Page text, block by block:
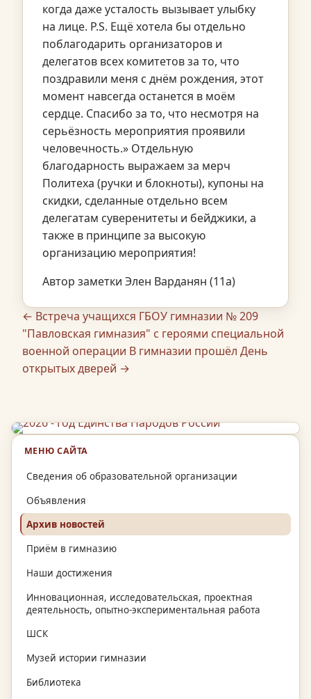
когда даже усталость вызывает улыбку
на лице. P.S. Ещё хотела бы отдельно
поблагодарить организаторов и
делегатов всех комитетов за то, что
поздравили меня с днём рождения, этот
момент навсегда останется в моём
сердце. Спасибо за то, что несмотря на
серьёзность мероприятия проявили
человечность.» Отдельную
благодарность выражаем за мерч
Политеха (ручки и блокноты), купоны на
скидки, сделанные отдельно всем
делегатам суверенитеты и бейджики, а
также в принципе за высокую
организацию мероприятия!
Автор заметки Элен Варданян (11а)
← Встреча учащихся ГБОУ гимназии № 209
"Павловская гимназия" с героями специальной
военной операции В гимназии прошёл День
открытых дверей →
МЕНЮ САЙТА
Сведения об образовательной организации
Объявления
Архив новостей
Приём в гимназию
Наши достижения
Инновационная, исследовательская, проектная
деятельность, опытно-экспериментальная работа
ШСК
Музей истории гимназии
Библиотека